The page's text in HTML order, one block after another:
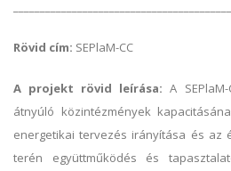
Rövid cím: SEPlaM-CC
A projekt rövid leírása:A
átnyúló közintézmények
energetikai tervezés irányítása és az
terén együttműködés és